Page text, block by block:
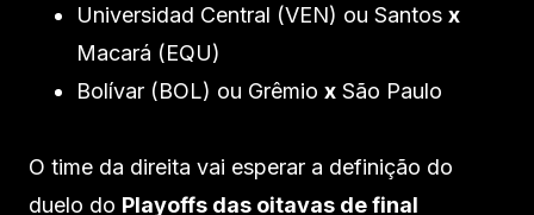
Universidad Central (VEN) ou Santos x
Macará (EQU)
Bolívar (BOL) ou Grêmio x São Paulo
O time da direita vai esperar a definição do
duelo do Playoffs das oitavas de final